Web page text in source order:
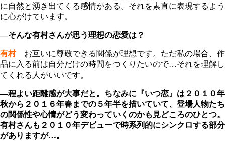
に自然と湧き出てくる感情がある。それを素直に表現するよう
に心がけています。
―そんな有村さんが思う理想の恋愛は？
有村お互いに尊敬できる関係が理想です。ただ私の場合、作
品に入る前は自分だけの時間をつくりたいので…それを理解し
てくれる人がいいです。
―程よい距離感が大事だと。ちなみに『いつ恋』は２０１０年
秋から２０１６年春までの５年半を描いていて、登場人物たち
の関係性や心情がどう変わっていくのかも見どころのひとつ。
有村さんも２０１０年デビューで時系列的にシンクロする部分
がありますが…。